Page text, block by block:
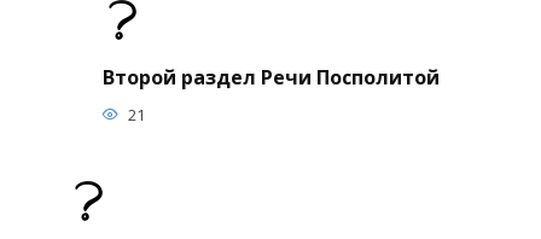
Второй раздел Речи Посполитой
21